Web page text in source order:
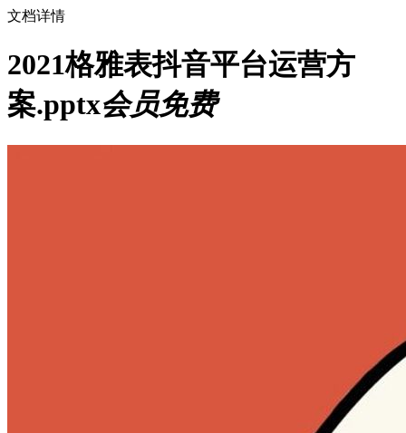
文档详情
2021格雅表抖音平台运营方
案.pptx会员免费